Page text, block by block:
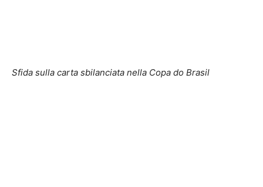
Sfida sulla carta sbilanciata nella Copa do Brasil